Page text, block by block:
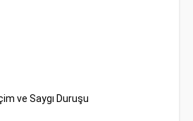
ve Saygı Duruşu